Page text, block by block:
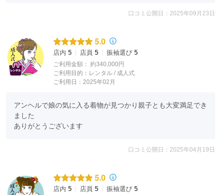
口コミ公開日：2025年09月23日
5.0
店内 5 店員 5 振袖選び 5
ご利用金額： 約340,000円
ご利用目的： レンタル / 成人式
ご利用日：2025年02月
アンヘルで娘の気に入る着物が見つかり親子とも大変満足でき
ました
ありがとうございます
口コミ公開日：2025年04月19日
5.0
店内 5 店員 5 振袖選び 5